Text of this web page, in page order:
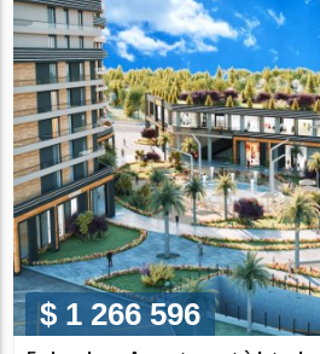
$ 1 266 596